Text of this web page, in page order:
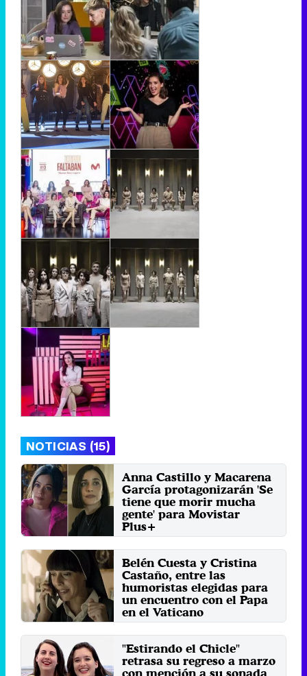
NOTICIAS (15)
Anna Castillo y Macarena
García protagonizarán 'Se
tiene que morir mucha
gente' para Movistar
Plus+
Martes 27 Mayo 2025 12:11 (hace 2
minutos)
Belén Cuesta y Cristina
Castaño, entre las
humoristas elegidas para
un encuentro con el Papa
en el Vaticano
Miércoles 12 Junio 2024 18:19
"Estirando el Chicle"
retrasa su regreso a marzo
con mención a su sonada